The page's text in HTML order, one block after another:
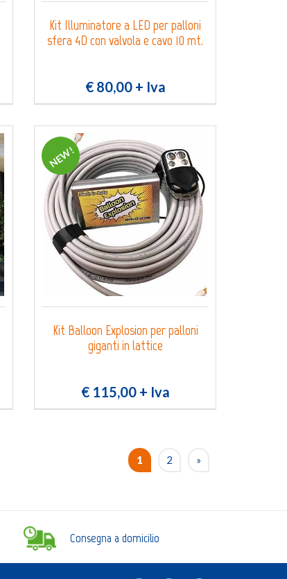
Kit Illuminatore a LED per palloni
sfera 4D con valvola e cavo 10 mt.
€ 80,00+ Iva
NEW!
Kit Balloon Explosion per palloni
giganti in lattice
€ 115,00+ Iva
1 2 »
Consegna a domicilio